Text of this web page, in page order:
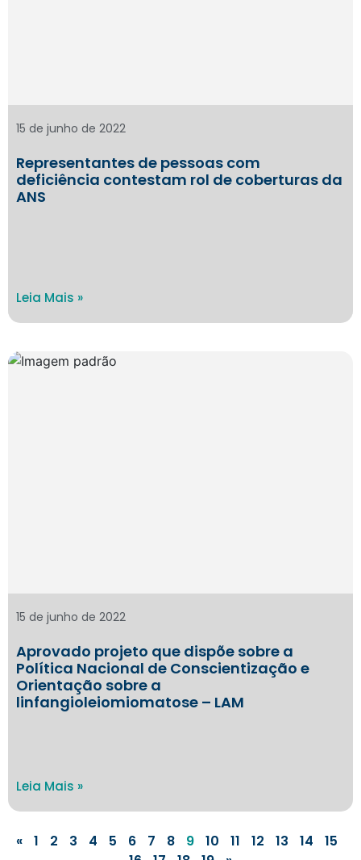
Representantes de pessoas com
deficiência contestam rol de coberturas da
ANS
15 de junho de 2022
Leia Mais »
Aprovado projeto que dispõe sobre a
Política Nacional de Conscientização e
Orientação sobre a
linfangioleiomiomatose – LAM
15 de junho de 2022
Leia Mais »
« 1 2 3 4 5 6 7 8 9 10 11 12 13 14
15